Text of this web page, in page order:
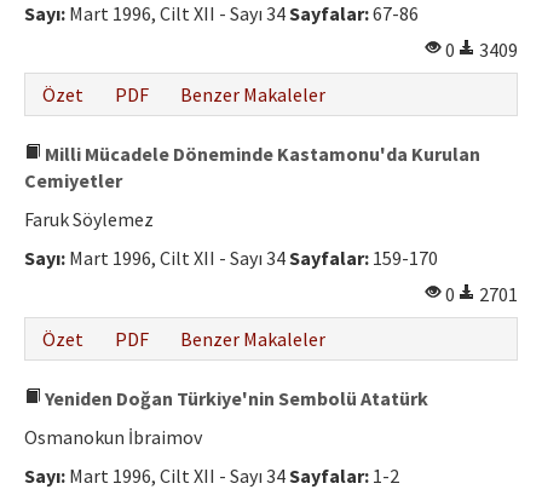
Yazar Rehberi
Hakem Rehberi
Sayı: Mart 1996, Cilt XII - Sayı 34Sayfalar:67-86
0
3409
Özet
PDF Benzer Makaleler
Milli Mücadele Döneminde Kastamonu'da Kurulan
Cemiyetler
Faruk Söylemez
Sayı: Mart 1996, Cilt XII - Sayı 34Sayfalar: 159-170
0
2701
Özet
PDF Benzer Makaleler
Yeniden Doğan Türkiye'nin Sembolü Atatürk
Osmanokun İbraimov
Sayı: Mart 1996, Cilt XII - Sayı 34Sayfalar: 1-2